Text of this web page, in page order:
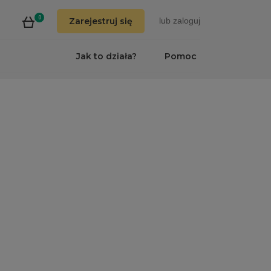
0 Zarejestruj się lub zaloguj
Pomoc
Jak to działa?